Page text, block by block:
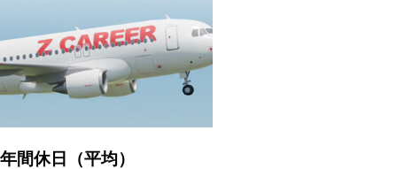
年間休日（平均）